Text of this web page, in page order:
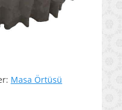
Masa Örtüsü